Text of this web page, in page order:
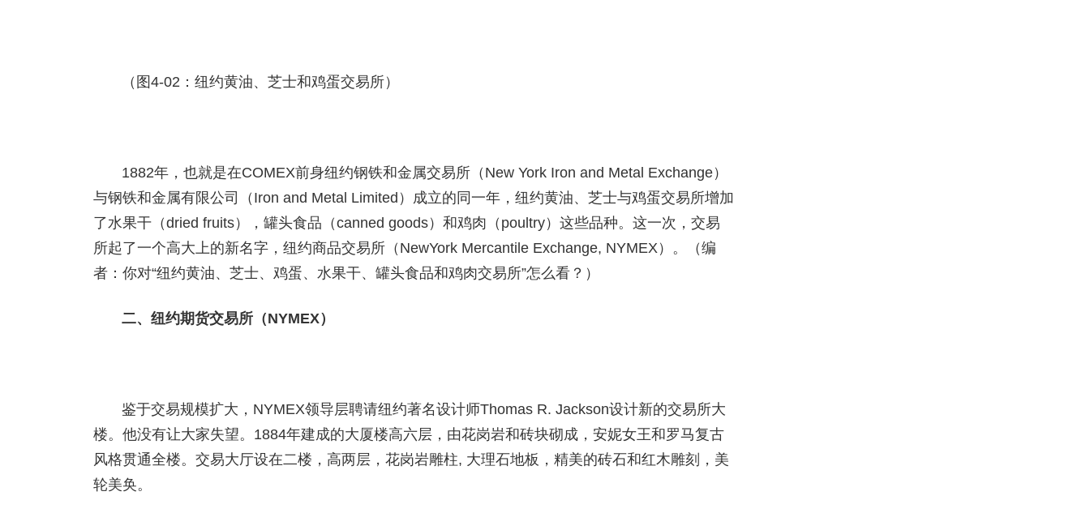
（图4-02：纽约黄油、芝士和鸡蛋交易所）
1882年，也就是在COMEX前身纽约钢铁和金属交易所（New York Iron and Metal Exchange）
与钢铁和金属有限公司（Iron and Metal Limited）成立的同一年，纽约黄油、芝士与鸡蛋交易所增加
了水果干（dried fruits），罐头食品（canned goods）和鸡肉（poultry）这些品种。这一次，交易
所起了一个高大上的新名字，纽约商品交易所（NewYork Mercantile Exchange, NYMEX）。（编
者：你对“纽约黄油、芝士、鸡蛋、水果干、罐头食品和鸡肉交易所”怎么看？）
二、纽约期货交易所（NYMEX）
鉴于交易规模扩大，NYMEX领导层聘请纽约著名设计师Thomas R. Jackson设计新的交易所大
楼。他没有让大家失望。1884年建成的大厦楼高六层，由花岗岩和砖块砌成，安妮女王和罗马复古
风格贯通全楼。交易大厅设在二楼，高两层，花岗岩雕柱, 大理石地板，精美的砖石和红木雕刻，美
轮美奂。